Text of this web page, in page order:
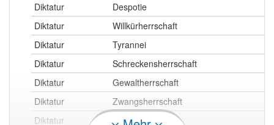
Diktatur
Despotie
Diktatur
Willkürherrschaft
Diktatur
Tyrannei
Diktatur
Schreckensherrschaft
Diktatur
Gewaltherrschaft
Diktatur
Zwangsherrschaft
Diktatur
Despotismus